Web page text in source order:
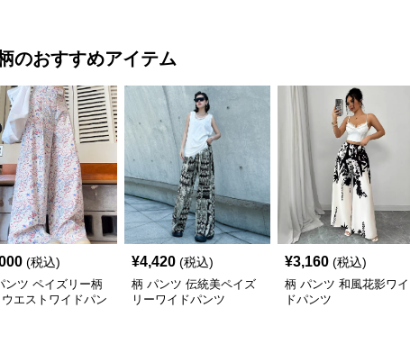
のおすすめアイテム
(税込)
ンツ ペイズリー柄
エストワイドパン
¥4,420 (税込)
柄 パンツ 伝統美ペイズ
リーワイドパンツ
¥3,160 (税込)
柄 パンツ 和風花影ワイ
ドパンツ